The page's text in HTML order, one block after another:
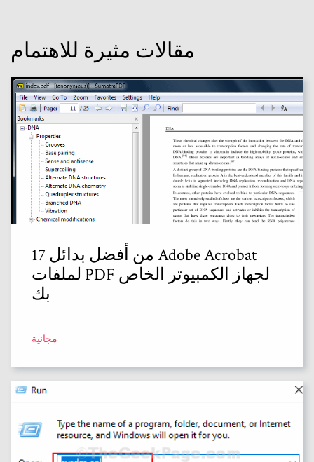
مقالات مثيرة للاهتمام
17 من أفضل بدائل Adobe Acrobat
لملفات PDF لجهاز الكمبيوتر الخاص
بك
مجانية